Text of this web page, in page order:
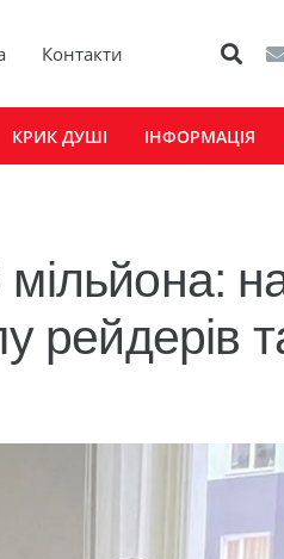
Контакти
КРИК ДУШІ ІНФОРМАЦІЯ
мільйона:
рейдерів